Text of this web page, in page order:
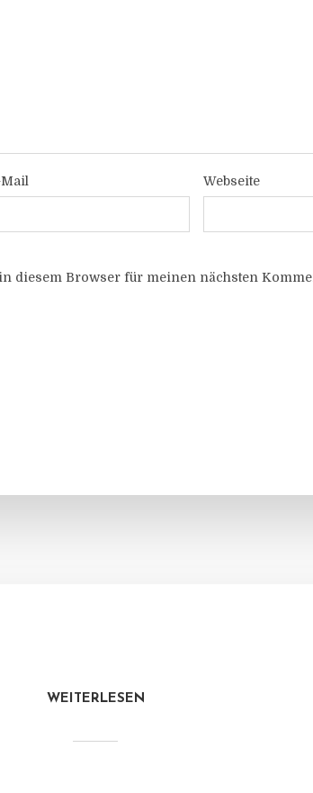
Webseite
diesem Browser für meinen nächsten
WEITERLESEN